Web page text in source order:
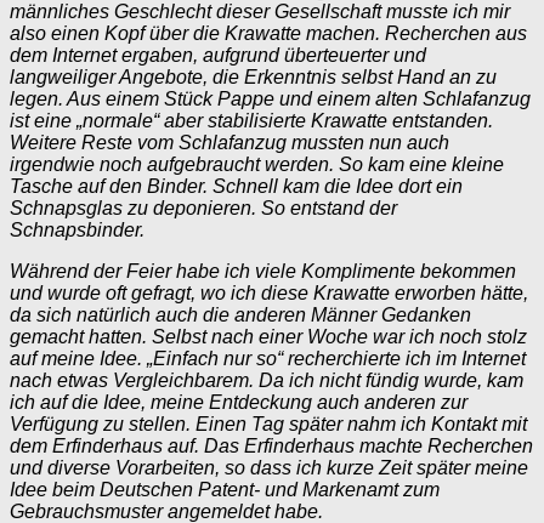
männliches Geschlecht dieser Gesellschaft musste ich mir
also einen Kopf über die Krawatte machen. Recherchen aus
dem Internet ergaben, aufgrund überteuerter und
langweiliger Angebote, die Erkenntnis selbst Hand an zu
legen. Aus einem Stück Pappe und einem alten Schlafanzug
ist eine „normale“ aber stabilisierte Krawatte entstanden.
Weitere Reste vom Schlafanzug mussten nun auch
irgendwie noch aufgebraucht werden. So kam eine kleine
Tasche auf den Binder. Schnell kam die Idee dort ein
Schnapsglas zu deponieren. So entstand der
Schnapsbinder.
Während der Feier habe ich viele Komplimente bekommen
und wurde oft gefragt, wo ich diese Krawatte erworben hätte,
da sich natürlich auch die anderen Männer Gedanken
gemacht hatten. Selbst nach einer Woche war ich noch stolz
auf meine Idee. „Einfach nur so“ recherchierte ich im Internet
nach etwas Vergleichbarem. Da ich nicht fündig wurde, kam
ich auf die Idee, meine Entdeckung auch anderen zur
Verfügung zu stellen. Einen Tag später nahm ich Kontakt mit
dem Erfinderhaus auf. Das Erfinderhaus machte Recherchen
und diverse Vorarbeiten, so dass ich kurze Zeit später meine
Idee beim Deutschen Patent- und Markenamt zum
Gebrauchsmuster angemeldet habe.